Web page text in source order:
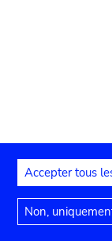
Accepter tous
Non,